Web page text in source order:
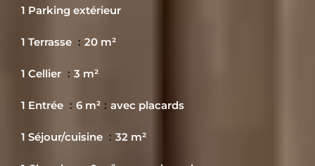
1 Parking extérieur
1 Terrasse 20 m²
1 Cellier 3 m²
1 Entrée 6 m² avec placards
1 Séjour/cuisine 32 m²